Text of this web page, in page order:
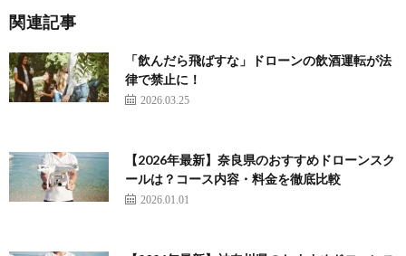
関連記事
「飲んだら飛ばすな」ドローンの飲酒運転が法
律で禁止に！
2026.03.25
【2026年最新】奈良県のおすすめドローンスク
ールは？コース内容・料金を徹底比較
2026.01.01